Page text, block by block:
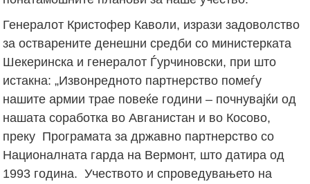
Генералот Кристофер Каволи, изрази задоволство
за остварените денешни средби со министерката
Шекеринска и генералот Ѓурчиновски, при што
истакна: „Извонредното партнерство помеѓу
нашите армии трае повеќе години – почнувајќи од
нашата соработка во Авганистан и во Косово,
преку Програмата за државно партнерство со
Националната гарда на Вермонт, што датира од
1993 година. Учеството и спроведувањето на